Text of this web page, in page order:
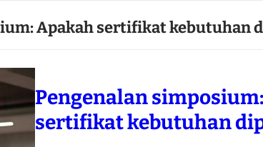
Apakah sertifikat kebutuhan
Pengenalan
sertifikat kebutuhan